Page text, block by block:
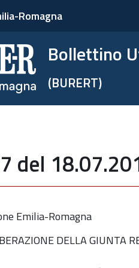
Romagna
Bollettino
(BURERT)
del
Emilia-Romagna
DELLA GIUNTA